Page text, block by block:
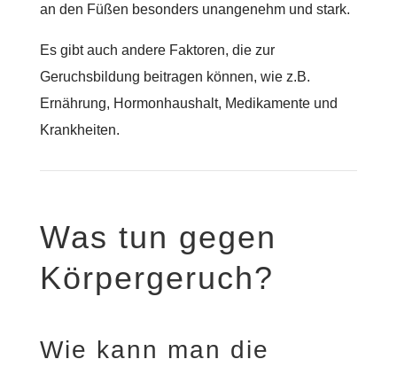
an den Füßen besonders unangenehm und stark.
Es gibt auch andere Faktoren, die zur
Geruchsbildung beitragen können, wie z.B.
Ernährung, Hormonhaushalt, Medikamente und
Krankheiten.
Was tun gegen
Körpergeruch?
Wie kann man die